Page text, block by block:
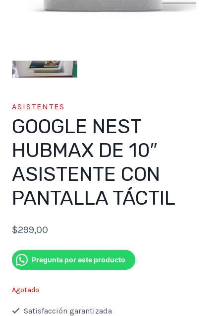
ASISTENTES
GOOGLE NEST
HUBMAX DE 10″
ASISTENTE CON
PANTALLA TÁCTIL
$299,00
Pregunta por este producto
Agotado
Satisfacción garantizada